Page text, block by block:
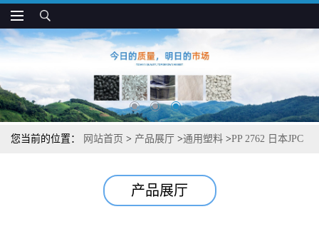
您当前的位置： 网站首页 > 产品展厅 >通用塑料 >PP 2762 日本JPC
产品展厅